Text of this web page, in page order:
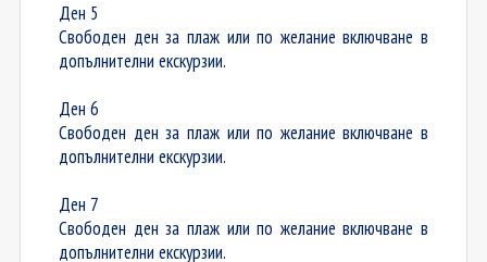
Ден 5
Свободен ден за плаж или по желание включване в
допълнителни екскурзии.
Ден 6
Свободен ден за плаж или по желание включване в
допълнителни екскурзии.
Ден 7
Свободен ден за плаж или по желание включване в
допълнителни екскурзии.